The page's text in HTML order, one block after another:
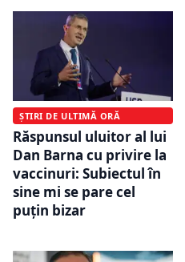
ȘTIRI DE ULTIMĂ ORĂ
Răspunsul uluitor al lui
Dan Barna cu privire la
vaccinuri: Subiectul în
sine mi se pare cel
puțin bizar